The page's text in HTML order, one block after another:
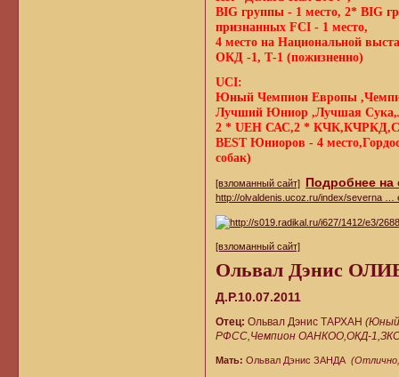
BIG группы - 1 место, 2* BIG
признанных FCI - 1 место,
4 место на Национальной
ОКД -1, Т-1 (пожизненно)
UCI:
Юный Чемпион Европы
Лучший Юниор ,Лучшая
2 * UEH САС,2 *
BEST Юниоров - 4
собак)
[взломанный сайт] Подробнее
http://olvaldenis.ucoz.ru/index/severna …
[взломанный сайт]
Ольвал Дэнис
Д.Р.10.07.2011
Отец: Ольвал Дэнис ТАРХАН(Юный
РФСС,Чемпион ОАНКОО,ОКД-1,ЗКС-
Мать: Ольвал Дэнис ЗАНДА